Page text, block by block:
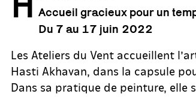
Accueil gracieux pour un
Du 7 au 17 juin 2022
Les Ateliers du Vent accueillent
Hasti Akhavan, dans la capsule
Dans sa pratique de peinture, elle